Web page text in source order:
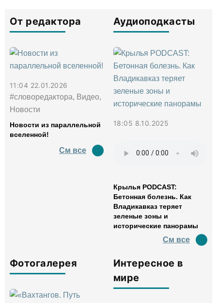
От редактора
11:04 22.01.2026
#словоредактора, Видео,
Новости
Новости из параллельной
вселенной!
См все
Аудиоподкасты
18:05 8.10.2025
Крылья PODCAST:
Бетонная болезнь. Как
Владикавказ теряет
зеленые зоны и
исторические панорамы
См все
Фотогалерея
Интересное в
мире